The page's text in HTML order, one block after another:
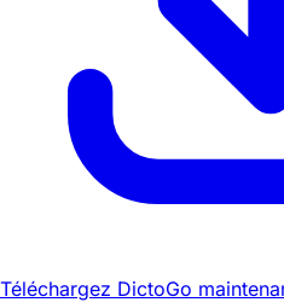
Téléchargez DictoGo